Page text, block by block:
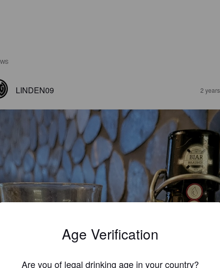
LINDEN09 2
Age Verification
Are you of legal drinking age in your country?